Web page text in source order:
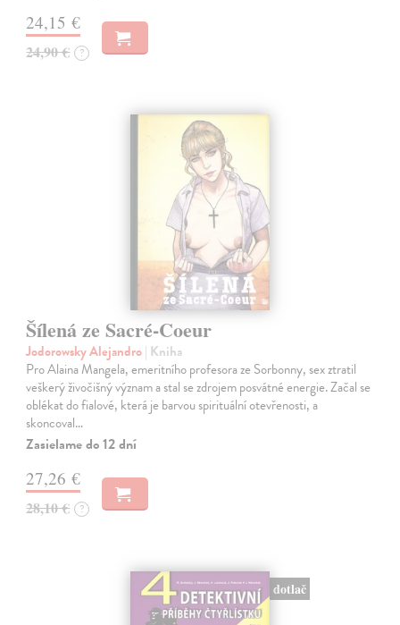
24,15 €
24,90 € ?
Šílená ze Sacré-Coeur
Jodorowsky Alejandro| Kniha
Pro Alaina Mangela, emeritního profesora ze Sorbonny, sex ztratil
veškerý živočišný význam a stal se zdrojem posvátné energie. Začal se
oblékat do fialové, která je barvou spirituální otevřenosti, a
skoncoval…
Zasielame do 12 dní
27,26 €
28,10 € ?
dotlač